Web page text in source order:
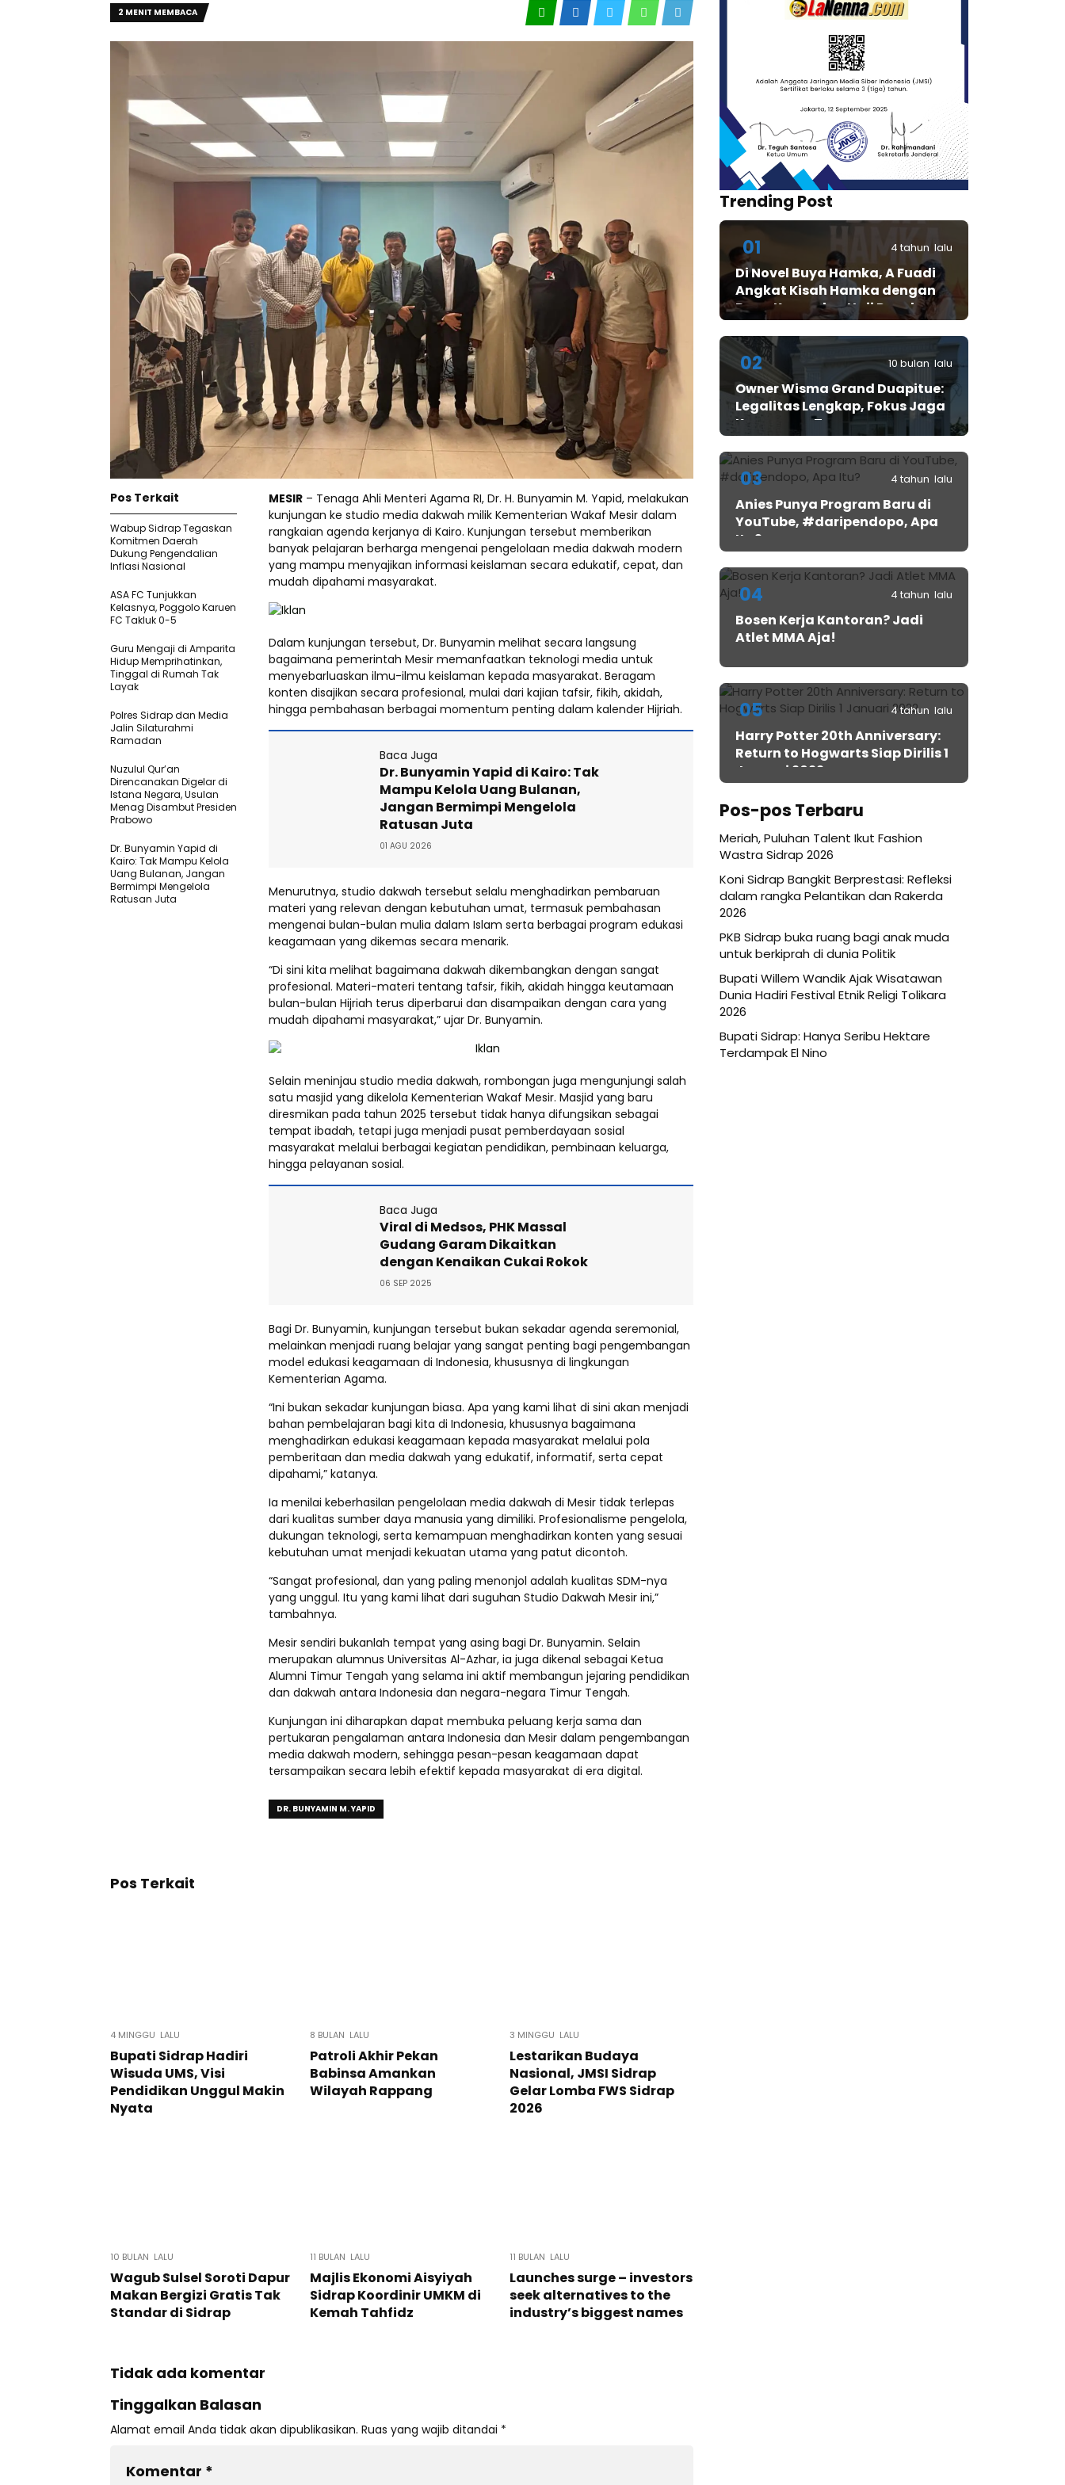
2 MENIT MEMBACA
MESIR – Tenaga Ahli Menteri Agama RI, Dr. H. Bunyamin M. Yapid, melakukan
kunjungan ke studio media dakwah milik Kementerian Wakaf Mesir dalam
rangkaian agenda kerjanya di Kairo. Kunjungan tersebut memberikan
banyak pelajaran berharga mengenai pengelolaan media dakwah modern
yang mampu menyajikan informasi keislaman secara edukatif, cepat, dan
mudah dipahami masyarakat.
Dalam kunjungan tersebut, Dr. Bunyamin melihat secara langsung
bagaimana pemerintah Mesir memanfaatkan teknologi media untuk
menyebarluaskan ilmu-ilmu keislaman kepada masyarakat. Beragam
konten disajikan secara profesional, mulai dari kajian tafsir, fikih, akidah,
hingga pembahasan berbagai momentum penting dalam kalender Hijriah.
Baca Juga
Dr. Bunyamin Yapid di Kairo: Tak
Mampu Kelola Uang Bulanan,
Jangan Bermimpi Mengelola
Ratusan Juta
01 AGU 2026
Menurutnya, studio dakwah tersebut selalu menghadirkan pembaruan
materi yang relevan dengan kebutuhan umat, termasuk pembahasan
mengenai bulan-bulan mulia dalam Islam serta berbagai program edukasi
keagamaan yang dikemas secara menarik.
“Di sini kita melihat bagaimana dakwah dikembangkan dengan sangat
profesional. Materi-materi tentang tafsir, fikih, akidah hingga keutamaan
bulan-bulan Hijriah terus diperbarui dan disampaikan dengan cara yang
mudah dipahami masyarakat,” ujar Dr. Bunyamin.
Selain meninjau studio media dakwah, rombongan juga mengunjungi salah
satu masjid yang dikelola Kementerian Wakaf Mesir. Masjid yang baru
diresmikan pada tahun 2025 tersebut tidak hanya difungsikan sebagai
tempat ibadah, tetapi juga menjadi pusat pemberdayaan sosial
masyarakat melalui berbagai kegiatan pendidikan, pembinaan keluarga,
hingga pelayanan sosial.
Baca Juga
Viral di Medsos, PHK Massal
Gudang Garam Dikaitkan
dengan Kenaikan Cukai Rokok
06 SEP 2025
Bagi Dr. Bunyamin, kunjungan tersebut bukan sekadar agenda seremonial,
melainkan menjadi ruang belajar yang sangat penting bagi pengembangan
model edukasi keagamaan di Indonesia, khususnya di lingkungan
Kementerian Agama.
“Ini bukan sekadar kunjungan biasa. Apa yang kami lihat di sini akan menjadi
bahan pembelajaran bagi kita di Indonesia, khususnya bagaimana
menghadirkan edukasi keagamaan kepada masyarakat melalui pola
pemberitaan dan media dakwah yang edukatif, informatif, serta cepat
dipahami,” katanya.
Ia menilai keberhasilan pengelolaan media dakwah di Mesir tidak terlepas
dari kualitas sumber daya manusia yang dimiliki. Profesionalisme pengelola,
dukungan teknologi, serta kemampuan menghadirkan konten yang sesuai
kebutuhan umat menjadi kekuatan utama yang patut dicontoh.
“Sangat profesional, dan yang paling menonjol adalah kualitas SDM-nya
yang unggul. Itu yang kami lihat dari suguhan Studio Dakwah Mesir ini,”
tambahnya.
Mesir sendiri bukanlah tempat yang asing bagi Dr. Bunyamin. Selain
merupakan alumnus Universitas Al-Azhar, ia juga dikenal sebagai Ketua
Alumni Timur Tengah yang selama ini aktif membangun jejaring pendidikan
dan dakwah antara Indonesia dan negara-negara Timur Tengah.
Kunjungan ini diharapkan dapat membuka peluang kerja sama dan
pertukaran pengalaman antara Indonesia dan Mesir dalam pengembangan
media dakwah modern, sehingga pesan-pesan keagamaan dapat
tersampaikan secara lebih efektif kepada masyarakat di era digital.
DR. BUNYAMIN M. YAPID
Pos Terkait
Wabup Sidrap Tegaskan
Komitmen Daerah
Dukung Pengendalian
Inflasi Nasional
ASA FC Tunjukkan
Kelasnya, Poggolo Karuen
FC Takluk 0-5
Guru Mengaji di Amparita
Hidup Memprihatinkan,
Tinggal di Rumah Tak
Layak
Polres Sidrap dan Media
Jalin Silaturahmi
Ramadan
Nuzulul Qur’an
Direncanakan Digelar di
Istana Negara, Usulan
Menag Disambut Presiden
Prabowo
Dr. Bunyamin Yapid di
Kairo: Tak Mampu Kelola
Uang Bulanan, Jangan
Bermimpi Mengelola
Ratusan Juta
Pos Terkait
4 MINGGU LALU
Bupati Sidrap Hadiri
Wisuda UMS, Visi
Pendidikan Unggul Makin
Nyata
8 BULAN LALU
Patroli Akhir Pekan
Babinsa Amankan
Wilayah Rappang
3 MINGGU LALU
Lestarikan Budaya
Nasional, JMSI Sidrap
Gelar Lomba FWS Sidrap
2026
10 BULAN LALU
Wagub Sulsel Soroti Dapur
Makan Bergizi Gratis Tak
Standar di Sidrap
11 BULAN LALU
Majlis Ekonomi Aisyiyah
Sidrap Koordinir UMKM di
Kemah Tahfidz
11 BULAN LALU
Launches surge – investors
seek alternatives to the
industry’s biggest names
Tidak ada komentar
Tinggalkan Balasan
Alamat email Anda tidak akan dipublikasikan. Ruas yang wajib ditandai *
Komentar *
Trending Post
01 4 tahun lalu
Di Novel Buya Hamka, A Fuadi
Angkat Kisah Hamka dengan
Bung Karno dan Haji Rasul
02 10 bulan lalu
Owner Wisma Grand Duapitue:
Legalitas Lengkap, Fokus Jaga
Keamanan Tamu
03 4 tahun lalu
Anies Punya Program Baru di
YouTube, #daripendopo, Apa
Itu?
04 4 tahun lalu
Bosen Kerja Kantoran? Jadi
Atlet MMA Aja!
05 4 tahun lalu
Harry Potter 20th Anniversary:
Return to Hogwarts Siap Dirilis 1
Januari 2022
Pos-pos Terbaru
Meriah, Puluhan Talent Ikut Fashion
Wastra Sidrap 2026
Koni Sidrap Bangkit Berprestasi: Refleksi
dalam rangka Pelantikan dan Rakerda
2026
PKB Sidrap buka ruang bagi anak muda
untuk berkiprah di dunia Politik
Bupati Willem Wandik Ajak Wisatawan
Dunia Hadiri Festival Etnik Religi Tolikara
2026
Bupati Sidrap: Hanya Seribu Hektare
Terdampak El Nino